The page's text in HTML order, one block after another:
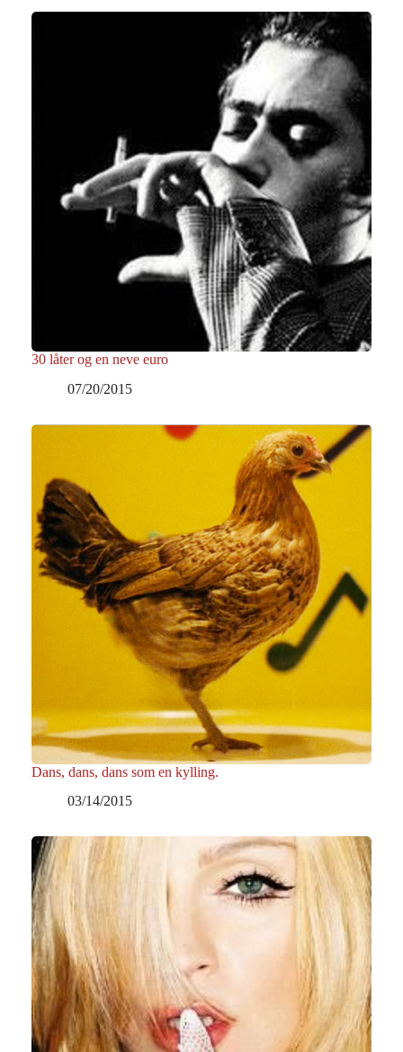
30 låter og en neve euro
07/20/2015
Dans, dans, dans som en kylling.
03/14/2015